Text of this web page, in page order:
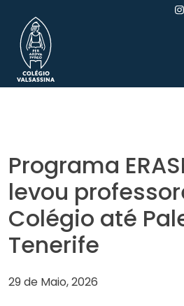
content
Colégio Valsassina
Programa
levou
Colégio até
Tenerife
29 de Maio, 2026